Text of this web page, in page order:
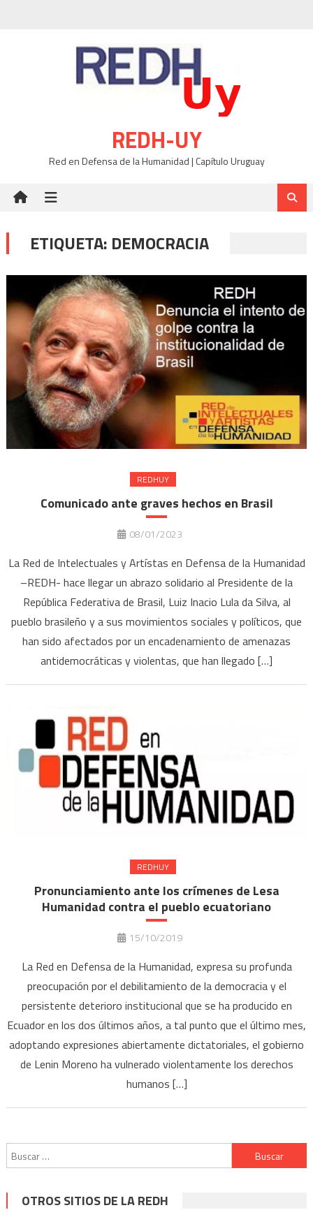
REDH-UY
Red en Defensa de la Humanidad | Capítulo Uruguay
ETIQUETA: DEMOCRACIA
REDHUY
Comunicado ante graves hechos en Brasil
08/01/2023
La Red de Intelectuales y Artístas en Defensa de la Humanidad
–REDH- hace llegar un abrazo solidario al Presidente de la
República Federativa de Brasil, Luiz Inacio Lula da Silva, al
pueblo brasileño y a sus movimientos sociales y políticos, que
han sido afectados por un encadenamiento de amenazas
antidemocráticas y violentas, que han llegado […]
REDHUY
Pronunciamiento ante los crímenes de Lesa
Humanidad contra el pueblo ecuatoriano
15/10/2019
La Red en Defensa de la Humanidad, expresa su profunda
preocupación por el debilitamiento de la democracia y el
persistente deterioro institucional que se ha producido en
Ecuador en los dos últimos años, a tal punto que el último mes,
adoptando expresiones abiertamente dictatoriales, el gobierno
de Lenin Moreno ha vulnerado violentamente los derechos
humanos […]
Buscar:
OTROS SITIOS DE LA REDH